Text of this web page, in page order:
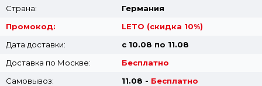
Страна:
Германия
Промокод:
LETO (скидка 10%)
Дата доставки:
с 10.08 по 11.08
Доставка по Москве:
Бесплатно
Самовывоз:
11.08 - Бесплатно